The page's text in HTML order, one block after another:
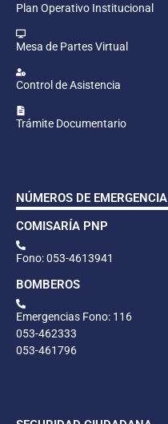
Plan Operativo Institucional
Mesa de Partes Virtual
Control de Asistencia
Trámite Documentario
NÚMEROS DE EMERGENCIA
COMISARÍA PNP
Fono: 053-4613941
BOMBEROS
Emergencias Fono: 116
053-462333
053-461796